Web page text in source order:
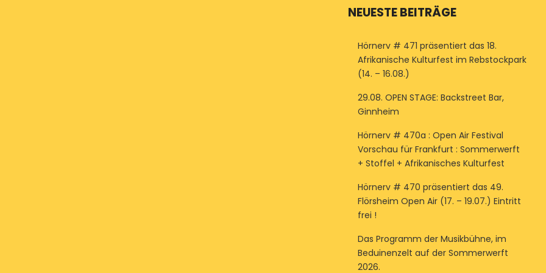
NEUESTE BEITRÄGE
Hörnerv # 471 präsentiert das 18.
Afrikanische Kulturfest im Rebstockpark
(14. – 16.08.)
29.08. OPEN STAGE: Backstreet Bar,
Ginnheim
Hörnerv # 470a : Open Air Festival
Vorschau für Frankfurt : Sommerwerft
+ Stoffel + Afrikanisches Kulturfest
Hörnerv # 470 präsentiert das 49.
Flörsheim Open Air (17. – 19.07.) Eintritt
frei !
Das Programm der Musikbühne, im
Beduinenzelt auf der Sommerwerft
2026.